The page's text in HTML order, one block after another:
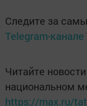
Следите за
Telegram-канале
Читайте
национальном
https://max.ru/